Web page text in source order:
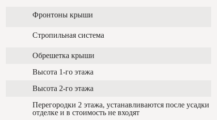
Фронтоны крыши
Стропильная система
Обрешетка крыши
Высота 1-го этажа
Высота 2-го этажа
Перегородки 2 этажа, устанавливаются после усадки
отделке и в стоимость не входят